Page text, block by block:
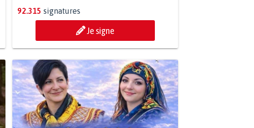
92.315 signatures
Je signe